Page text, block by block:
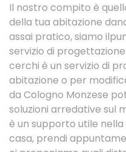
Il nostro compito è
della tua abitazione
assai pratico, siamo
servizio di
cerchi è un servizio di
abitazione o per
da Cologno Monzese
soluzioni arredative sul
è un supporto utile
casa, prendi